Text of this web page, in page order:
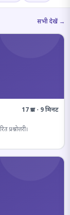
सभी देखें →
17 प्रश्न · 9 मिनट